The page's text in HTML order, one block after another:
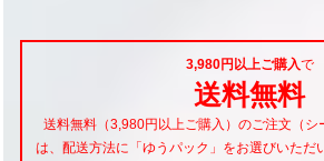
3,980円以上ご購入で
送料無料
送料無料（3,980円以上ご購入）のご注文（シ
は、配送方法に「ゆうパック」をお選びいただ